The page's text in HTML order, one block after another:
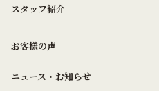
スタッフ紹介
お客様の声
ニュース・お知らせ